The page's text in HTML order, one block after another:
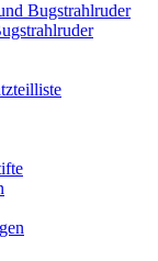
Bugstrahlruder